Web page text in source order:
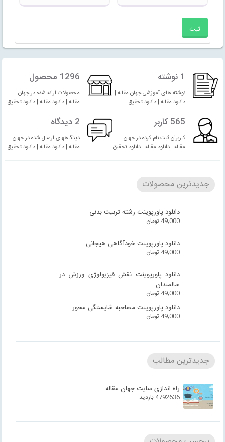
1 نوشته
نوشته های آموزشی جهان مقاله |
دانلود مقاله | دانلود تحقیق
1296 محصول
محصولات ارائه شده در جهان
مقاله | دانلود مقاله | دانلود تحقیق
565 کاربر
کاربران ثبت نام کرده در جهان
مقاله | دانلود مقاله | دانلود تحقیق
2 دیدگاه
دیدگاههای ارسال شده در جهان
مقاله | دانلود مقاله | دانلود تحقیق
جدیدترین محصولات
دانلود پاورپوینت رشته تربیت بدنی
49,000 تومان
دانلود پاورپوینت خودآگاهی هیجانی
49,000 تومان
دانلود پاورپوینت نقش فیزیولوژی ورزش در
سالمندان
49,000 تومان
دانلود پاورپوینت مصاحبه شایستگی محور
49,000 تومان
جدیدترین مطالب
راه اندازی سایت جهان مقاله
4792636 بازدید